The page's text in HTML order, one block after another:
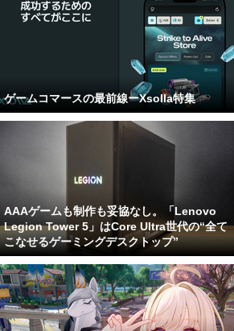
ゲームコマースの最前線ーXsolla特集
AAAゲームも制作も妥協なし。「Lenovo
Legion Tower 5」はCore Ultra世代の“全て
こなせるゲーミングデスクトップ”